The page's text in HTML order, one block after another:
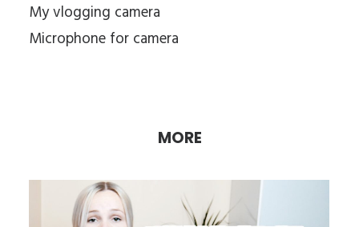
My vlogging camera
Microphone for camera
MORE